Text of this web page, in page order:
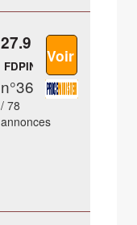
27.9 €
FDPIN
n°36
/ 78
annonces